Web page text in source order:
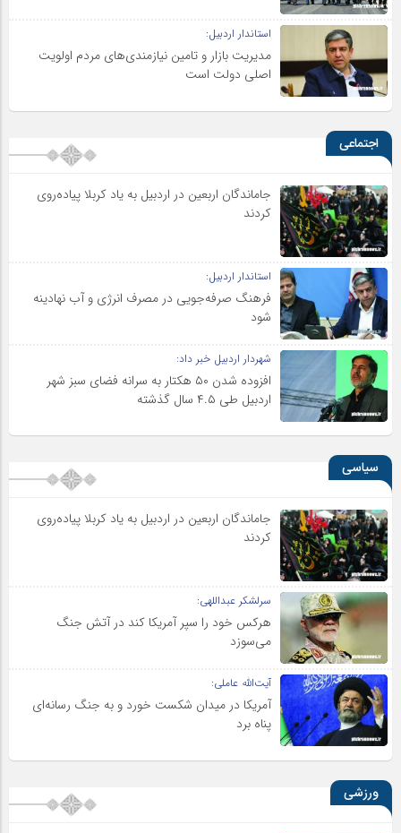
استاندار اردبیل:
مدیریت بازار و تامین نیازمندی‌های مردم اولویت‌
اصلی دولت است
اجتماعی
جاماندگان اربعین در اردبیل به یاد کربلا پیاده‌روی
کردند
استاندار اردبیل:
فرهنگ صرفه‌جویی در مصرف انرژی و آب نهادینه
شود
شهردار اردبیل خبر داد:
افزوده شدن ۵۰ هکتار به سرانه فضای سبز شهر
اردبیل طی ۴.۵ سال گذشته
سیاسی
جاماندگان اربعین در اردبیل به یاد کربلا پیاده‌روی
کردند
سرلشکر عبداللهی:
هرکس خود را سپر آمریکا کند در آتش جنگ
می‌سوزد
آیت‌الله عاملی:
آمریکا در میدان شکست خورد و به جنگ رسانه‌ای
پناه برد
ورزشی